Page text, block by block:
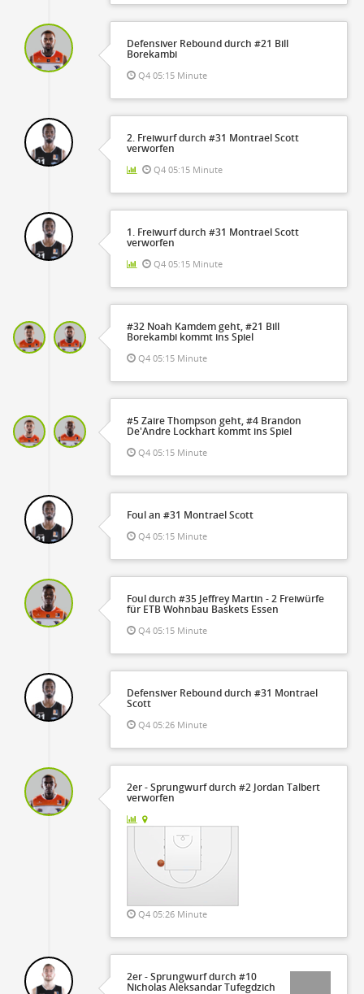
Defensiver Rebound durch #21 Bill
Borekambi
Q4 05:15 Minute
2. Freiwurf durch #31 Montrael Scott
verworfen
Q4 05:15 Minute
1. Freiwurf durch #31 Montrael Scott
verworfen
Q4 05:15 Minute
#32 Noah Kamdem geht, #21 Bill
Borekambi kommt ins Spiel
Q4 05:15 Minute
#5 Zaire Thompson geht, #4 Brandon
De'Andre Lockhart kommt ins Spiel
Q4 05:15 Minute
Foul an #31 Montrael Scott
Q4 05:15 Minute
Foul durch #35 Jeffrey Martin - 2 Freiwürfe
für ETB Wohnbau Baskets Essen
Q4 05:15 Minute
Defensiver Rebound durch #31 Montrael
Scott
Q4 05:26 Minute
2er - Sprungwurf durch #2 Jordan Talbert
verworfen
Q4 05:26 Minute
2er - Sprungwurf durch #10
Nicholas Aleksandar Tufegdzich